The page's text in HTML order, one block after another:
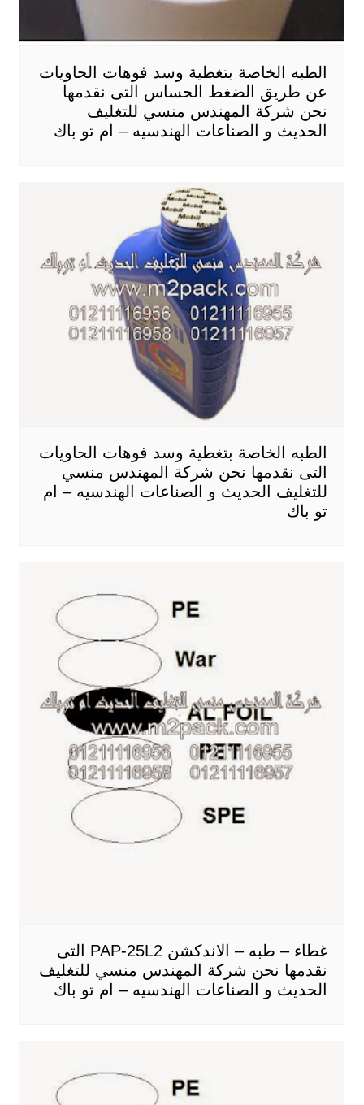
الطبه الخاصة بتغطية وسد فوهات الحاويات
عن طريق الضغط الحساس التى نقدمها
نحن شركة المهندس منسي للتغليف
الحديث و الصناعات الهندسيه – ام تو باك
الطبه الخاصة بتغطية وسد فوهات الحاويات
التى نقدمها نحن شركة المهندس منسي
للتغليف الحديث و الصناعات الهندسيه – ام
تو باك
غطاء – طبه – الاندكشن PAP-25L2 التى
نقدمها نحن شركة المهندس منسي للتغليف
الحديث و الصناعات الهندسيه – ام تو باك